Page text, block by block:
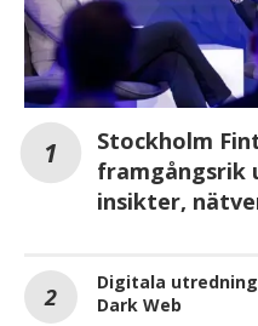
Stockholm
framgångsrik
insikter,
Digitala
Dark Web